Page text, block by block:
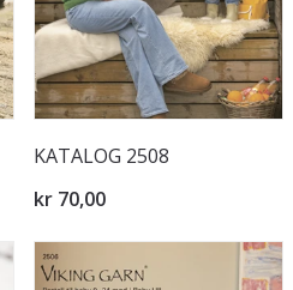
KATALOG 2508
kr 70,00